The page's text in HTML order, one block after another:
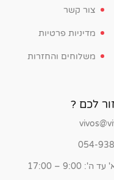
צור קשר
מדיניות פרטיות
משלוחים והחזרות
לכם ?
עד ה': 9:00 – 17:00